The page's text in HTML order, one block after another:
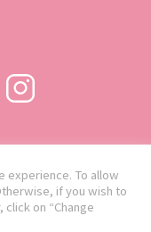
experience. To allow
if you wish to
on “Change